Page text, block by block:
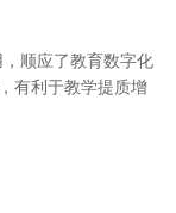
顺应了教育数字化
有利于教学提质增